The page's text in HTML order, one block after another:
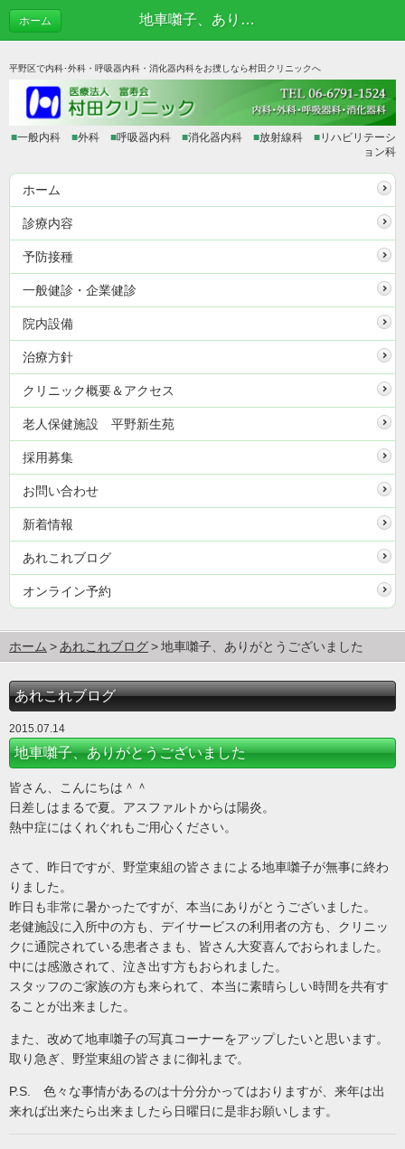
地車囃子、ありがとうございました | あれこれブログ
ホーム
平野区で内科･外科・呼吸器内科・消化器内科をお捜しなら村田クリニックへ
■一般内科 ■外科 ■呼吸器内科 ■消化器内科 ■放射線科 ■リハビリテーシ
ョン科
ホーム
診療内容
予防接種
一般健診・企業健診
院内設備
治療方針
クリニック概要＆アクセス
老人保健施設 平野新生苑
採用募集
お問い合わせ
新着情報
あれこれブログ
オンライン予約
ホーム あれこれブログ 地車囃子、ありがとうございました
あれこれブログ
2015.07.14
地車囃子、ありがとうございました
皆さん、こんにちは＾＾
日差しはまるで夏。アスファルトからは陽炎。
熱中症にはくれぐれもご用心ください。
さて、昨日ですが、野堂東組の皆さまによる地車囃子が無事に終わ
りました。
昨日も非常に暑かったですが、本当にありがとうございました。
老健施設に入所中の方も、デイサービスの利用者の方も、クリニッ
クに通院されている患者さまも、皆さん大変喜んでおられました。
中には感激されて、泣き出す方もおられました。
スタッフのご家族の方も来られて、本当に素晴らしい時間を共有す
ることが出来ました。
また、改めて地車囃子の写真コーナーをアップしたいと思います。
取り急ぎ、野堂東組の皆さまに御礼まで。
P.S. 色々な事情があるのは十分分かってはおりますが、来年は出
来れば出来たら出来ましたら日曜日に是非お願いします。